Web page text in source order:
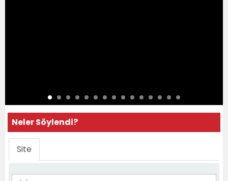
Neler Söylendi?
Site